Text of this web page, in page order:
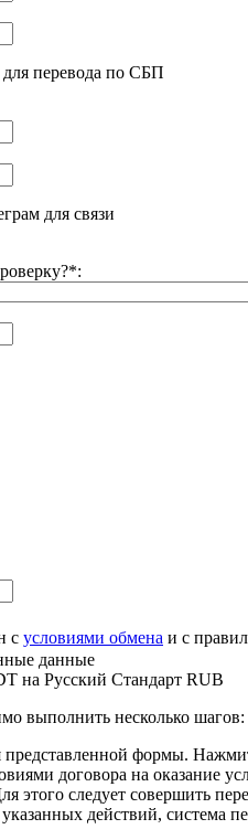
перевода по СБП
для связи
*:
с условиями обмена и с
данные
на Русский Стандарт RUB
выполнить несколько шагов:
представленной формы.
договора на оказание
этого следует совершить
действий, система